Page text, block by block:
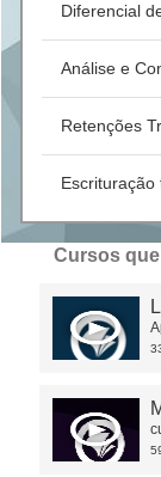
Diferencial
Análise e
Retenções
Escrituração
Cursos